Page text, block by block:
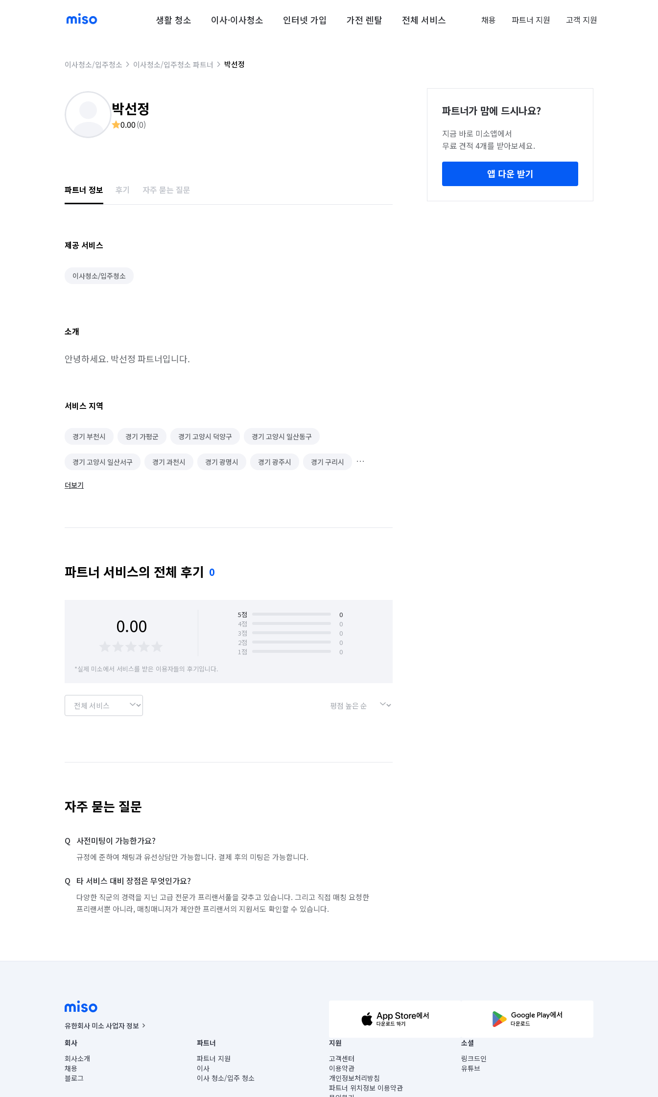
생활 청소 이사·이사청소 인터넷 가입 가전 렌탈 전체 서비스 채용 파트너 지원 고객 지원
이사청소/입주청소 이사청소/입주청소 파트너 박선정
박선정
0.00(0)
파트너 정보 후기 자주 묻는 질문
제공 서비스
이사청소/입주청소
소개
안녕하세요. 박선정 파트너입니다.
서비스 지역
경기 부천시 경기 가평군 경기 고양시 덕양구 경기 고양시 일산동구
경기 고양시 일산서구 경기 과천시 경기 광명시 경기 광주시 경기 구리시
경기 군포시
경기 안산시 상록구 경기 안성시 경기 안양시 동안구
경기 용인시 처인구
경기 평택시
경기 하남시 경기 화성시 경기 부천시 소사구
경기 화성시 병점구
더보기
파트너 서비스의 전체 후기 0
0.00 5점
0
4점
0
3점
0
2점
0
1점
0
*실제 미소에서 서비스를 받은 이용자들의 후기입니다.
자주 묻는 질문
사전미팅이 가능한가요?
규정에 준하여 채팅과 유선상담만 가능합니다. 결제 후의 미팅은 가능합니다.
타 서비스 대비 장점은 무엇인가요?
다양한 직군의 경력을 지닌 고급 전문가 프리랜서풀을 갖추고 있습니다. 그리고 직접 매칭 요청한
프리랜서뿐 아니라, 매칭매니저가 제안한 프리랜서의 지원서도 확인할 수 있습니다.
파트너가 맘에 드시나요?
지금 바로 미소앱에서
무료 견적 4개를 받아보세요.
앱 다운 받기
유한회사 미소 사업자 정보
사업자등록번호 : 291-87-00271 | 인허가번호 : 2016-3220163-14-5-00019 |
통신판매신고번호 : 2024-서울종로-1400(공정거래위원회 정보) |
대표이사 : CHING VICTOR COLUMBIA RHEE
주소 | 본사: 서울특별시 종로구 율곡로 6(중학동, 트윈트리빌딩) B동 5층
컨택센터 : 서울특별시 종로구 수송동 율곡로 24, 7층, 8층 미소
회사
회사소개
채용
블로그
파트너
파트너 지원
이사
이사 청소/입주 청소
지원
고객센터
이용약관
개인정보처리방침
파트너 위치정보 이용약관
소셜
링크드인
유튜브